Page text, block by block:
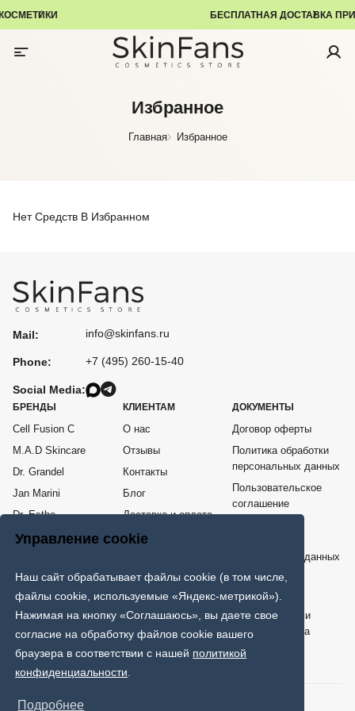
Управление cookie
Наш сайт обрабатывает файлы cookie (в том числе,
файлы cookie, используемые «Яндекс-метрикой»).
Нажимая на кнопку «Соглашаюсь», вы даете свое
согласие на обработку файлов cookie вашего
браузера в соответствии с нашей политикой
конфиденциальности.
Подробнее
БЕСПЛАТНАЯ ДОСТАВКА ПРИ ЗАКАЗЕ ОТ 5 000 ₽
Избранное
Главная Избранное
Нет Средств В Избранном
Mail:
Phone:
Social Media:
info@skinfans.ru
+7 (495) 260-15-40
БРЕНДЫ
Cell Fusion C
M.A.D Skincare
Dr. Grandel
Jan Marini
Dr. Esthe
Me Line
КЛИЕНТАМ
О нас
Отзывы
Контакты
Блог
Доставка и оплата
Возврат товара
ДОКУМЕНТЫ
Договор оферты
Политика обработки
персональных данных
Пользовательское
соглашение
персональных данных
Карта сайта
ИНТЕРНЕТ - МАГАЗИН ПРОФЕССИОНАЛЬНОЙ КОСМЕТИКИ
Только клинически проверенная и протестированная врачами
дерматологами и косметологами эффективная космецевтика
мировых брендов.
© 2026 SkinFans. Все права защищены.